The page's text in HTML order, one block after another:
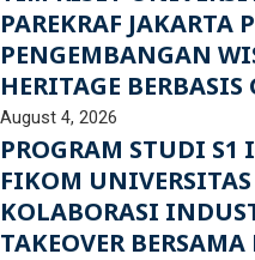
PAREKRAF JAKARTA
PENGEMBANGAN
HERITAGE
August 4, 2026
PROGRAM STUDI
FIKOM
KOLABORASI
TAKEOVER BERSAMA